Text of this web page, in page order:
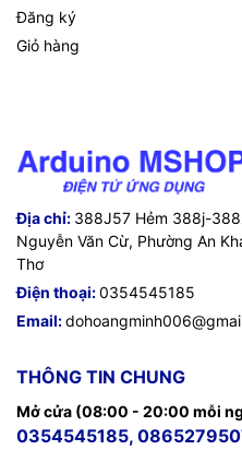
Đăng ký
Giỏ hàng
Địa chỉ: 388J57 Hẻm 388j-
Nguyễn Văn Cừ, Phường An
Thơ
Điện thoại:0354545185
Email:
THÔNG TIN CHUNG
Mở cửa (08:00 - 20:00 mỗi
0354545185,